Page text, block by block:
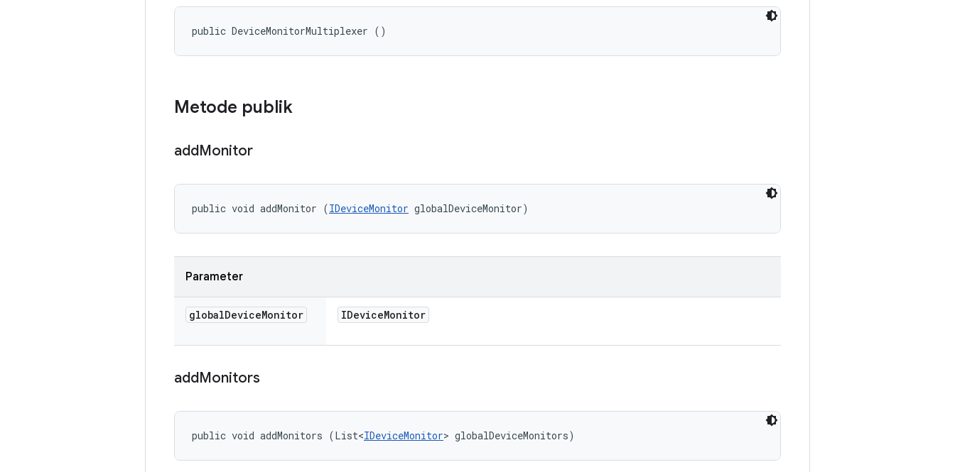
public DeviceMonitorMultiplexer ()
Metode publik
addMonitor
public void addMonitor (IDeviceMonitor globalDeviceMonitor)
Parameter
globalDeviceMonitor IDeviceMonitor
addMonitors
public void addMonitors (List<IDeviceMonitor> globalDeviceMonitors)